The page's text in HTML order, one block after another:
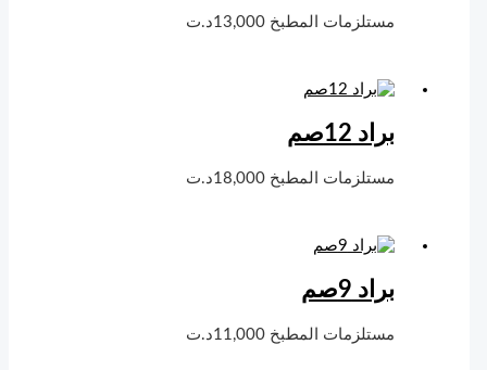
مستلزمات المطبخ13,000د.ت
براد 12صم
مستلزمات المطبخ18,000د.ت
براد 9صم
مستلزمات المطبخ11,000د.ت